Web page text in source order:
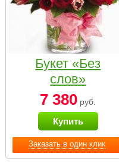
Заказать в один клик
Букет «Без
слов»
7 380 руб.
Купить